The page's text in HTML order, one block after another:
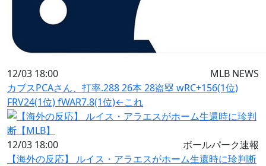
12/03 18:00
MLB NEWS
カブスPCAさん、打率.288 26本 28盗塁 wRC+156(1位)
FRV24(1位) fWAR7.8(1位)←これ
12/03 18:00
ボールパーク速報
【海外の反応】 ルイス・アラエスがホーム生還時に珍判断